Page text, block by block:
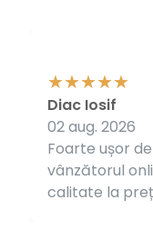
Foarte ușor
vânzătorul
calitate la
Diac Iosif
02 aug. 2026